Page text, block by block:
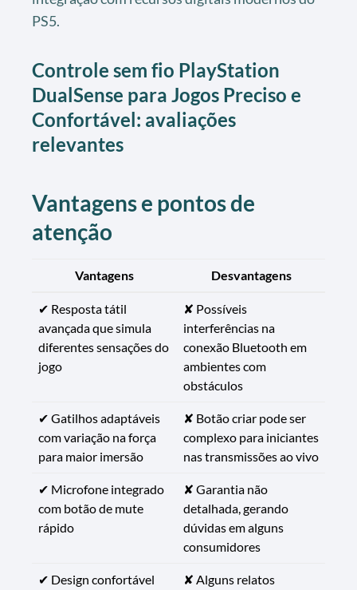
PS5.
Controle sem fio PlayStation
DualSense para Jogos Preciso e
Confortável: avaliações
relevantes
Vantagens e pontos de
atenção
Vantagens Desvantagens
✔ Resposta tátil
avançada que simula
diferentes sensações do
jogo
✘ Possíveis
interferências na
conexão Bluetooth em
ambientes com
obstáculos
✔ Gatilhos adaptáveis
com variação na força
para maior imersão
✘ Botão criar pode ser
complexo para iniciantes
nas transmissões ao vivo
✔ Microfone integrado
com botão de mute
rápido
✘ Garantia não
detalhada, gerando
dúvidas em alguns
consumidores
✔ Design confortável
✘ Alguns relatos